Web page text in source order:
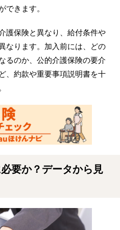
できます。
護保険と異なり、給付条件や
なります。加入前には、どの
るのか、公的介護保険の要介
、約款や重要事項説明書を十
要か？データから見